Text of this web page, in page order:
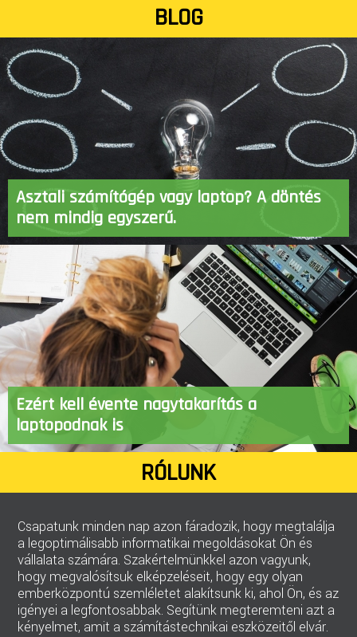
BLOG
Asztali számítógép vagy laptop? A döntés
nem mindig egyszerű.
Ezért kell évente nagytakarítás a
laptopodnak is
RÓLUNK
Csapatunk minden nap azon fáradozik, hogy megtalálja
a legoptimálisabb informatikai megoldásokat Ön és
vállalata számára. Szakértelmünkkel azon vagyunk,
hogy megvalósítsuk elképzeléseit, hogy egy olyan
emberközpontú szemléletet alakítsunk ki, ahol Ön, és az
igényei a legfontosabbak. Segítünk megteremteni azt a
kényelmet, amit a számítástechnikai eszközeitől elvár.